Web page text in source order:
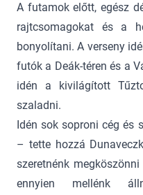
A futamok előtt, egész
rajtcsomagokat és a
bonyolítani. A verseny
futók a Deák-téren és a
idén a kivilágított
szaladni.
Idén sok soproni cég és
– tette hozzá
szeretnénk
ennyien mellénk